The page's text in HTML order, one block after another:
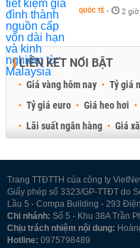
QUỐC TẾ - 2
LIÊN KẾT NỔI BẬT
Giá vàng hôm nay Tỷ giá
Tỷ giá euro
Giá heo hơi
Lãi suất ngân hàng
Giá
Trang TTĐTTH của công ty
Giấy phép số 3323/GP-TTĐT do
Lầu 5 - Compa Building - 293
Chi nhánh: Số 5 - Khu 38A Trần
Chịu trách nhiệm nội dung:
Hotline: 0975798489